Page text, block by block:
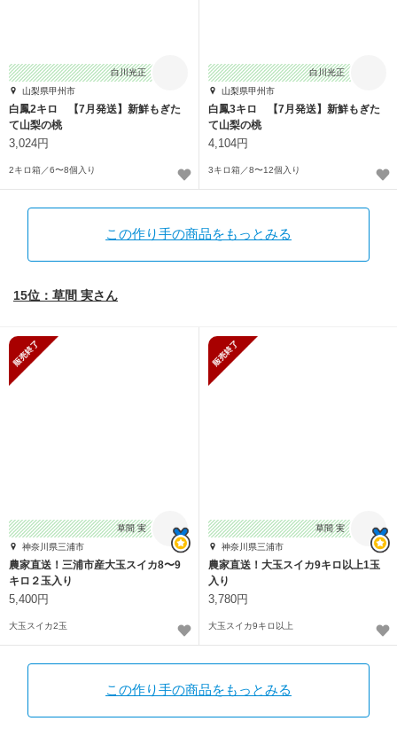
白川光正
山梨県甲州市
白鳳2キロ 【7月発送】新鮮もぎた
て山梨の桃
3,024円
2キロ箱／6〜8個入り
白川光正
山梨県甲州市
白鳳3キロ 【7月発送】新鮮もぎた
て山梨の桃
4,104円
3キロ箱／8〜12個入り
この作り手の商品をもっとみる
15位：草間 実さん
草間 実
神奈川県三浦市
農家直送！三浦市産大玉スイカ8〜9
キロ２玉入り
5,400円
大玉スイカ2玉
草間 実
神奈川県三浦市
農家直送！大玉スイカ9キロ以上1玉
入り
3,780円
大玉スイカ9キロ以上
この作り手の商品をもっとみる